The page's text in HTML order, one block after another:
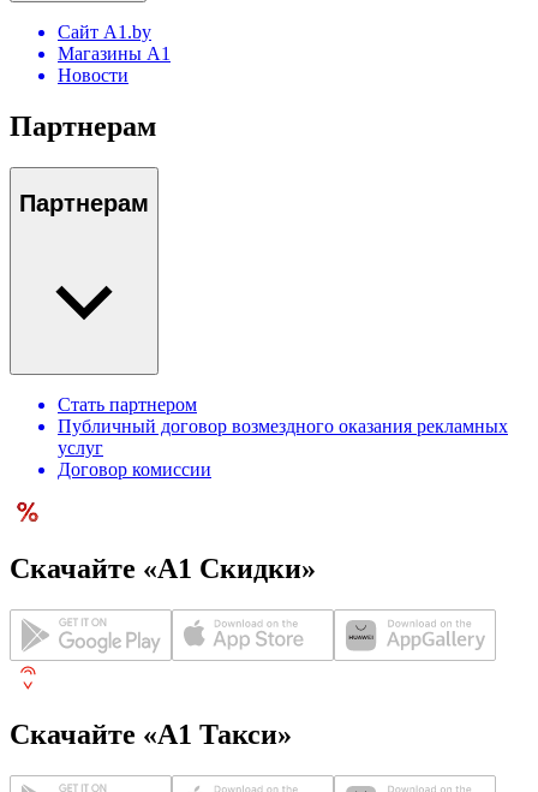
Сайт A1.by
Магазины А1
Новости
Партнерам
Партнерам
Стать партнером
Публичный договор возмездного оказания рекламных
услуг
Договор комиссии
Скачайте «А1 Скидки»
Скачайте «А1 Такси»